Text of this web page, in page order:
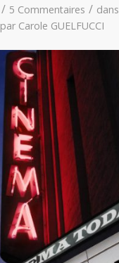
/ 5 Commentaires / dans
par Carole GUELFUCCI